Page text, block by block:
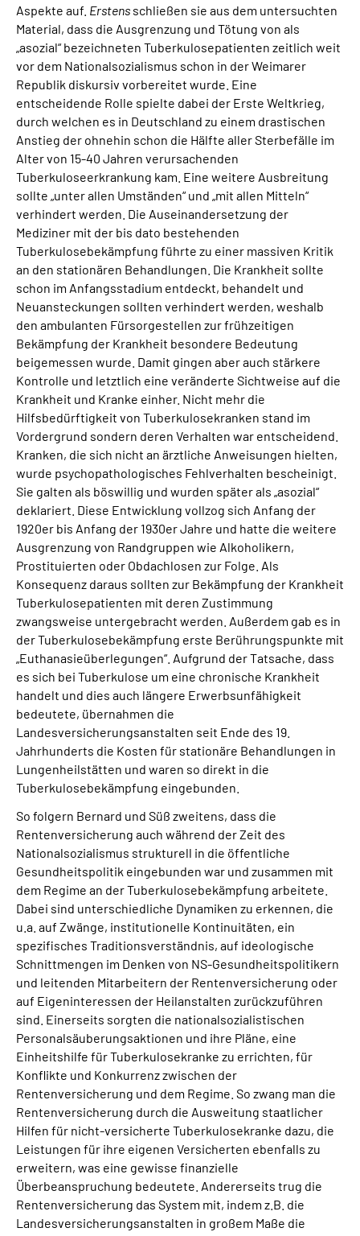
Aspekte auf. Erstens schließen sie aus dem untersuchten
Material, dass die Ausgrenzung und Tötung von als
„asozial“ bezeichneten Tuberkulosepatienten zeitlich weit
vor dem Nationalsozialismus schon in der Weimarer
Republik diskursiv vorbereitet wurde. Eine
entscheidende Rolle spielte dabei der Erste Weltkrieg,
durch welchen es in Deutschland zu einem drastischen
Anstieg der ohnehin schon die Hälfte aller Sterbefälle im
Alter von 15-40 Jahren verursachenden
Tuberkuloseerkrankung kam. Eine weitere Ausbreitung
sollte „unter allen Umständen“ und „mit allen Mitteln“
verhindert werden. Die Auseinandersetzung der
Mediziner mit der bis dato bestehenden
Tuberkulosebekämpfung führte zu einer massiven Kritik
an den stationären Behandlungen. Die Krankheit sollte
schon im Anfangsstadium entdeckt, behandelt und
Neuansteckungen sollten verhindert werden, weshalb
den ambulanten Fürsorgestellen zur frühzeitigen
Bekämpfung der Krankheit besondere Bedeutung
beigemessen wurde. Damit gingen aber auch stärkere
Kontrolle und letztlich eine veränderte Sichtweise auf die
Krankheit und Kranke einher. Nicht mehr die
Hilfsbedürftigkeit von Tuberkulosekranken stand im
Vordergrund sondern deren Verhalten war entscheidend.
Kranken, die sich nicht an ärztliche Anweisungen hielten,
wurde psychopathologisches Fehlverhalten bescheinigt.
Sie galten als böswillig und wurden später als „asozial“
deklariert. Diese Entwicklung vollzog sich Anfang der
1920er bis Anfang der 1930er Jahre und hatte die weitere
Ausgrenzung von Randgruppen wie Alkoholikern,
Prostituierten oder Obdachlosen zur Folge. Als
Konsequenz daraus sollten zur Bekämpfung der Krankheit
Tuberkulosepatienten mit deren Zustimmung
zwangsweise untergebracht werden. Außerdem gab es in
der Tuberkulosebekämpfung erste Berührungspunkte mit
„Euthanasieüberlegungen“. Aufgrund der Tatsache, dass
es sich bei Tuberkulose um eine chronische Krankheit
handelt und dies auch längere Erwerbsunfähigkeit
bedeutete, übernahmen die
Landesversicherungsanstalten seit Ende des 19.
Jahrhunderts die Kosten für stationäre Behandlungen in
Lungenheilstätten und waren so direkt in die
Tuberkulosebekämpfung eingebunden.
So folgern Bernard und Süß zweitens, dass die
Rentenversicherung auch während der Zeit des
Nationalsozialismus strukturell in die öffentliche
Gesundheitspolitik eingebunden war und zusammen mit
dem Regime an der Tuberkulosebekämpfung arbeitete.
Dabei sind unterschiedliche Dynamiken zu erkennen, die
u.a. auf Zwänge, institutionelle Kontinuitäten, ein
spezifisches Traditionsverständnis, auf ideologische
Schnittmengen im Denken von NS-Gesundheitspolitikern
und leitenden Mitarbeitern der Rentenversicherung oder
auf Eigeninteressen der Heilanstalten zurückzuführen
sind. Einerseits sorgten die nationalsozialistischen
Personalsäuberungsaktionen und ihre Pläne, eine
Einheitshilfe für Tuberkulosekranke zu errichten, für
Konflikte und Konkurrenz zwischen der
Rentenversicherung und dem Regime. So zwang man die
Rentenversicherung durch die Ausweitung staatlicher
Hilfen für nicht-versicherte Tuberkulosekranke dazu, die
Leistungen für ihre eigenen Versicherten ebenfalls zu
erweitern, was eine gewisse finanzielle
Überbeanspruchung bedeutete. Andererseits trug die
Rentenversicherung das System mit, indem z.B. die
Landesversicherungsanstalten in großem Maße die